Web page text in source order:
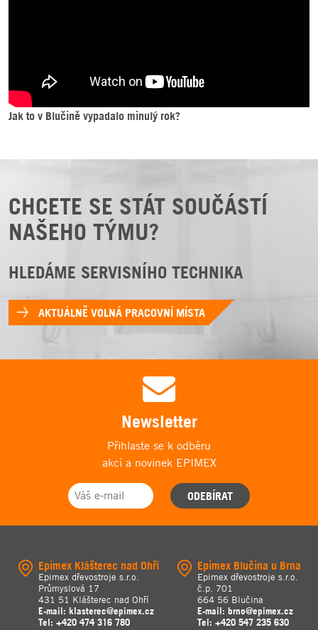
Jak to v Blučině vypadalo minulý rok?
CHCETE SE STÁT SOUČÁSTÍ
NAŠEHO TÝMU?
HLEDÁME SERVISNÍHO TECHNIKA
AKTUÁLNĚ VOLNÁ PRACOVNÍ MÍSTA
Newsletter
Přihlaste se k odběru
akcí a novinek EPIMEX
ODEBÍRAT
Epimex Klášterec nad Ohří
Epimex dřevostroje s.r.o.
Průmyslová 17
431 51 Klášterec nad Ohří
E-mail: klasterec@epimex.cz
Tel: +420 474 316 780
Epimex Blučina u Brna
Epimex dřevostroje s.r.o.
č.p. 701
664 56 Blučina
E-mail: brno@epimex.cz
Tel: +420 547 235 630